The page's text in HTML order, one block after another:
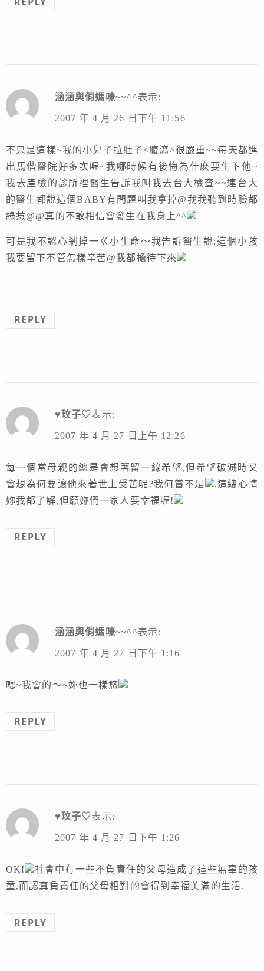
涵涵與俏媽咪~~^^表示:
2007 年 4 月 26 日下午 11:56
不只是這樣~我的小兒子拉肚子<腹瀉>很嚴重~~每天都進
出馬偕醫院好多次喔~我哪時候有後悔為什麽要生下他~
我去產檢的診所裡醫生告訴我叫我去台大檢查~~連台大
的醫生都說這個BABY有問題叫我拿掉@我我聽到時臉都
綠惹@@真的不敢相信會發生在我身上^^
可是我不認心剎掉一ㄍ小生命～我告訴醫生說:這個小孩
我要留下不管怎樣辛苦@我都擔待下來
REPLY
♥玟子♡表示:
2007 年 4 月 27 日上午 12:26
每一個當母親的總是會想著留一線希望,但希望破滅時又
會想為何要讓他來著世上受苦呢?我何嘗不是
,這總心情
妳我都了解,但願妳們一家人要幸福喔!
REPLY
涵涵與俏媽咪~~^^表示:
2007 年 4 月 27 日下午 1:16
嗯~我會的～~妳也一樣悠
REPLY
♥玟子♡表示:
2007 年 4 月 27 日下午 1:26
OK!
社會中有一些不負責任的父母造成了這些無辜的孩
童,而認真負責任的父母相對的會得到幸福美滿的生活.
REPLY